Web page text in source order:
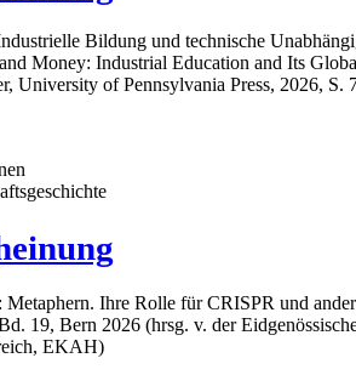
Bildung und technische
Money: Industrial Education and Its
University of Pennsylvania Press, 2026, S.
Metaphern. Ihre Rolle für CRISPR und
19, Bern 2026 (hrsg. v. der
EKAH)